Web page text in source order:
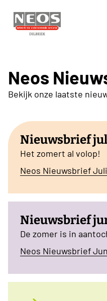
Neos
Bekijk onze laatste
Nieuwsbrief
Het zomert al volop!
Neos Nieuwsbrief
Nieuwsbrief
De zomer is in
Neos Nieuwsbrief